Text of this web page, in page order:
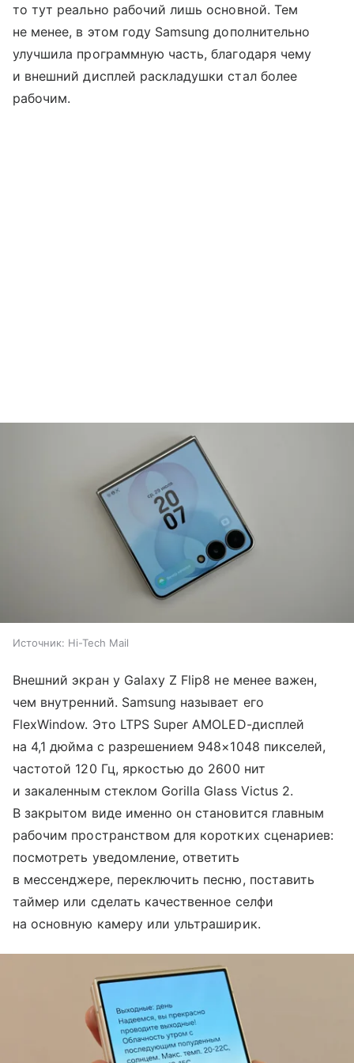
то тут реально рабочий лишь основной. Тем
не менее, в этом году Samsung дополнительно
улучшила программную часть, благодаря чему
и внешний дисплей раскладушки стал более
рабочим.
Источник: Hi-Tech Mail
Внешний экран у Galaxy Z Flip8 не менее важен,
чем внутренний. Samsung называет его
FlexWindow. Это LTPS Super AMOLED-дисплей
на 4,1 дюйма с разрешением 948×1048 пикселей,
частотой 120 Гц, яркостью до 2600 нит
и закаленным стеклом Gorilla Glass Victus 2.
В закрытом виде именно он становится главным
рабочим пространством для коротких сценариев:
посмотреть уведомление, ответить
в мессенджере, переключить песню, поставить
таймер или сделать качественное селфи
на основную камеру или ультраширик.